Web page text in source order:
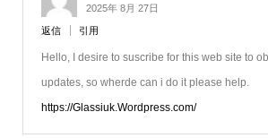
2025年 8月 27日
返信 引用
Hello, I desire to suscribe for this web site to
updates, so wherde can i do it please help.
https://Glassiuk.Wordpress.com/